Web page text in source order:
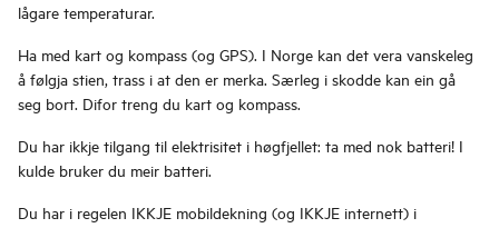
lågare temperaturar.
Ha med kart og kompass (og GPS). I Norge kan det vera vanskeleg
å følgja stien, trass i at den er merka. Særleg i skodde kan ein gå
seg bort. Difor treng du kart og kompass.
Du har ikkje tilgang til elektrisitet i høgfjellet: ta med nok batteri! I
kulde bruker du meir batteri.
Du har i regelen IKKJE mobildekning (og IKKJE internett) i